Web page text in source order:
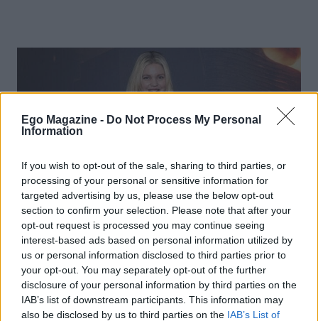
Ego Magazine - Do Not Process My Personal
Information
If you wish to opt-out of the sale, sharing to third parties, or
processing of your personal or sensitive information for
targeted advertising by us, please use the below opt-out
section to confirm your selection. Please note that after your
opt-out request is processed you may continue seeing
interest-based ads based on personal information utilized by
us or personal information disclosed to third parties prior to
your opt-out. You may separately opt-out of the further
disclosure of your personal information by third parties on the
IAB’s list of downstream participants. This information may
also be disclosed by us to third parties on the IAB’s List of
NEWS
Πόσο τρυφερό! Λίλα Μπακλέση: Η πρώτη
φωτογραφία από το μαιευρήριο μετά τη γέννηση
του γιου της